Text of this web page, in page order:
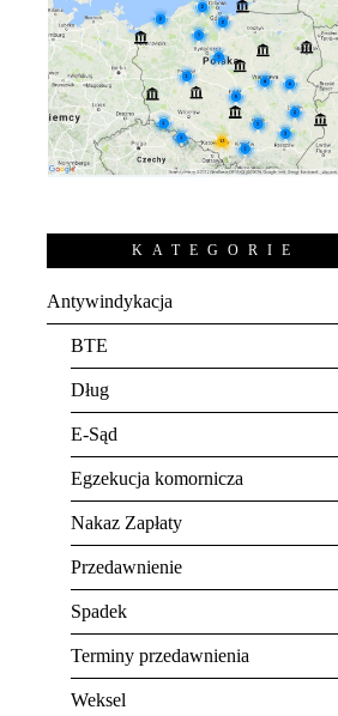
KATEGORIE
Antywindykacja
BTE
Dług
E-Sąd
Egzekucja komornicza
Nakaz Zapłaty
Przedawnienie
Spadek
Terminy przedawnienia
Weksel